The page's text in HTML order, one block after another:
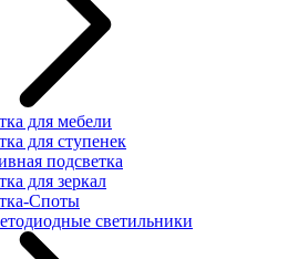
для мебели
для ступенек
подсветка
для зеркал
Споты
светильники